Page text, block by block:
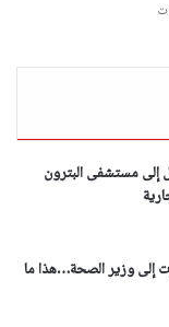
إلى مستشفى البترون
إلى وزير الصحة…هذا ما